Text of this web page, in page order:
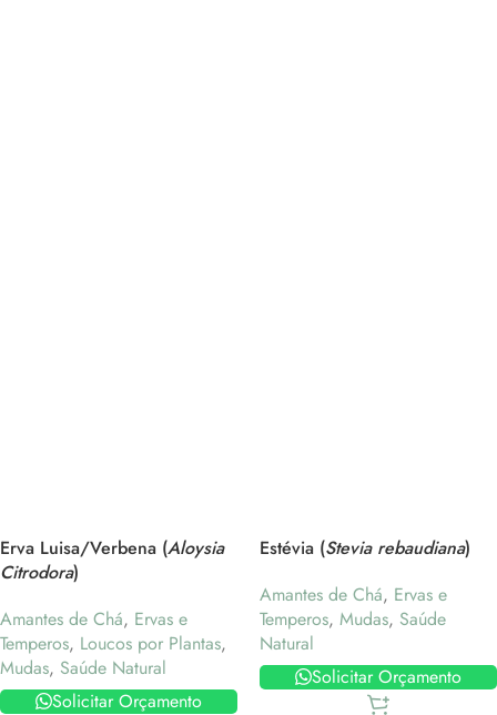
Erva Luisa/Verbena (Aloysia
Citrodora)
Amantes de Chá, Ervas e
Temperos, Loucos por Plantas,
Mudas, Saúde Natural
Solicitar Orçamento
Estévia (Stevia rebaudiana)
Amantes de Chá, Ervas e
Temperos, Mudas, Saúde
Natural
Solicitar Orçamento